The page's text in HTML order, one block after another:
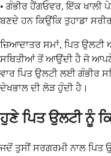
• ਗੰਭੀਰ ਹੈਂਗਓਵਰ, ਇੱਕ ਖਾਲੀ
ਬਣਦੇ ਹਨ ਕਿਉਂਕਿ ਤੁਹਾਡਾ
ਜ਼ਿਆਦਾਤਰ ਸਮਾਂ, ਪਿਤ
ਸਥਿਤੀਆਂ ਤੋਂ ਆਉਂਦੀ ਹੈ ਜੋ ਆਪਣੇ
ਵਾਰ ਪਿਤ ਉਲਟੀ ਲਈ ਗੰਭੀਰ
ਦੇਖਭਾਲ ਦੀ ਲੋੜ ਹੁੰਦੀ ਹੈ।
ਹੁਣੇ ਪਿਤ ਉਲਟੀ ਨੂੰ
ਜਦੋਂ ਤੁਸੀਂ ਸਰਗਰਮੀ ਨਾਲ ਪਿਤ